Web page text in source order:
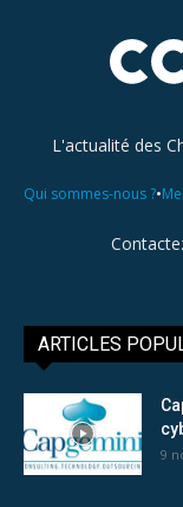
L'actualité des
Qui sommes-nous ?•
ARTICLES
9